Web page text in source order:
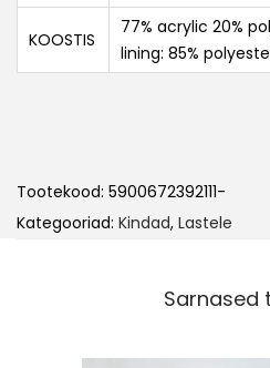
KOOSTIS
77% acrylic 20%
lining: 85%
Tootekood: 5900672392111-
Kategooriad: Kindad, Lastele
Sarnased